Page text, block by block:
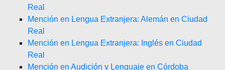
Real
Mención en Lengua Extranjera: Alemán en Ciudad
Real
Mención en Lengua Extranjera: Inglés en Ciudad
Real
Mención en Audición y Lenguaje en Córdoba